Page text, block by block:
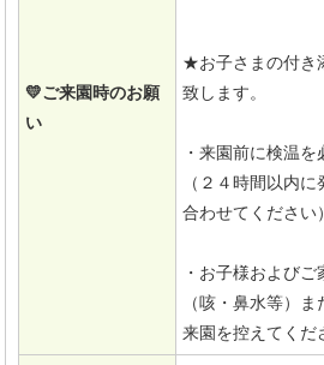
💛ご来園時のお願
い
★お子さまの付き
致します。
・来園前に検温
（２４時間以内
合わせてください
・お子様および
（咳・鼻水等）
来園を控えてくだ